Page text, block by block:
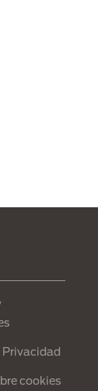
cookies